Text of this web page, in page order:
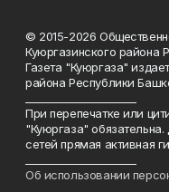
© 2015-2026
Куюргазинского района
Газета "Куюргаза"
района Республики
При перепечатке или
"Куюргаза"
сетей прямая активная
Об использовании